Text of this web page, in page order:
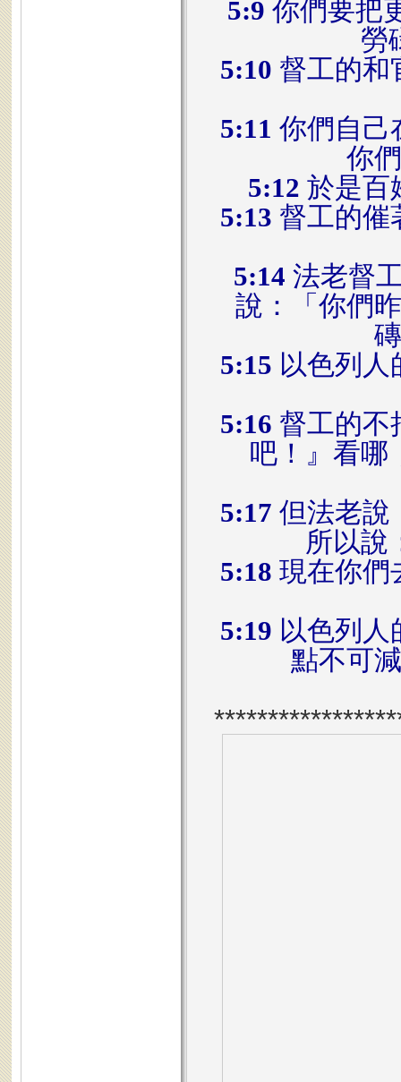
5:9 你們要把
勞
5:10 督工的和
5:11 你們自己
你
5:12 於是百
5:13 督工的催
5:14 法老督
說：「你們
5:15 以色列人
5:16 督工的不
吧！』看哪
5:17 但法老說
所以說
5:18 現在你們
5:19 以色列人
點不可